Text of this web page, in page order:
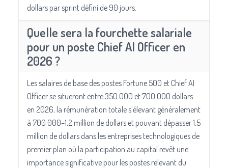
dollars par sprint défini de 90 jours.
Quelle sera la fourchette salariale
pour un poste Chief AI Officer en
2026 ?
Les salaires de base des postes Fortune 500 et Chief AI
Officer se situeront entre 350 000 et 700 000 dollars
en 2026, la rémunération totale s'élevant généralement
à 700 000–1,2 million de dollars et pouvant dépasser 1,5
million de dollars dans les entreprises technologiques de
premier plan où la participation au capital revêt une
importance significative pour les postes relevant du